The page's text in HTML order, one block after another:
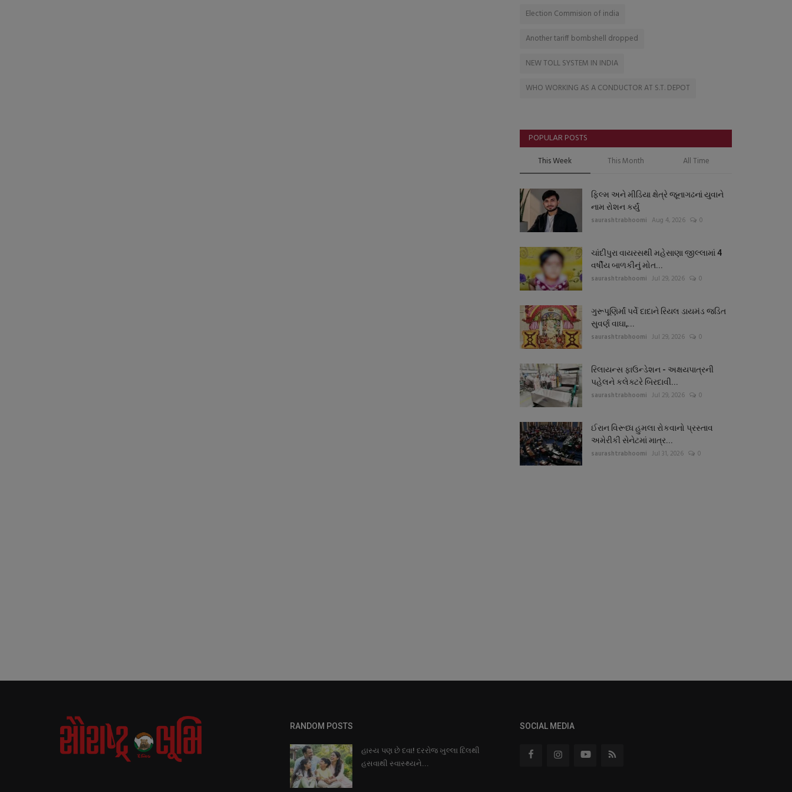
Election Commision of india
Another tariff bombshell dropped
NEW TOLL SYSTEM IN INDIA
WHO WORKING AS A CONDUCTOR AT S.T. DEPOT
POPULAR POSTS
This Week This Month All Time
ફિલ્મ અને મીડિયા ક્ષેત્રે જૂનાગઢનાં યુવાને
નામ રોશન કર્યું
saurashtrabhoomi Aug 4, 2026 0
ચાંદીપુરા વાયરસથી મહેસાણા જીલ્લામાં 4
વર્ષીય બાળકીનું મોત...
saurashtrabhoomi Jul 29, 2026 0
ગુરૂપૂણિર્માં પર્વે દાદાને રિયલ ડાયમંડ જડિત
સુવર્ણ વાઘા,...
saurashtrabhoomi Jul 29, 2026 0
રિલાયન્સ ફાઉન્ડેશન - અક્ષયપાત્રની
પહેલને કલેક્ટરે બિરદાવી...
saurashtrabhoomi Jul 29, 2026 0
ઈરાન વિરૂધ્ધ હુમલા રોકવાનો પ્રસ્તાવ
અમેરીકી સેનેટમાં માત્ર...
saurashtrabhoomi Jul 31, 2026 0
RANDOM POSTS
હાસ્ય પણ છે દવા! દરરોજ ખુલ્લા દિલથી
હસવાથી સ્વાસ્થ્યને...
SOCIAL MEDIA